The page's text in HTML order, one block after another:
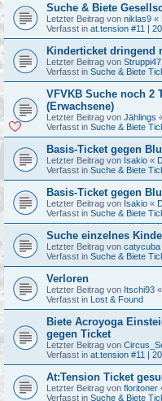
Suche & Biete
Letzter Beitrag von niklas9 «
Verfasst in at.tension #11 |
Kinderticket dringend
Letzter Beitrag von
Verfasst in Suche & Biete
VFVKB Suche noch 2
(Erwachsene)
Letzter Beitrag von Jählings
Verfasst in Suche & Biete
Basis-Ticket gegen
Letzter Beitrag von Isakio «
Verfasst in Suche & Biete
Basis-Ticket gegen
Letzter Beitrag von Isakio «
Verfasst in Suche & Biete
Suche einzelnes
Letzter Beitrag von catycuba
Verfasst in Suche & Biete
Verloren
Letzter Beitrag von Itschi93 «
Verfasst in Lost & Found
Biete Acroyoga
gegen Ticket
Letzter Beitrag von
Verfasst in at.tension #11 |
At:Tension Ticket
Letzter Beitrag von floritoner
Verfasst in Suche & Biete